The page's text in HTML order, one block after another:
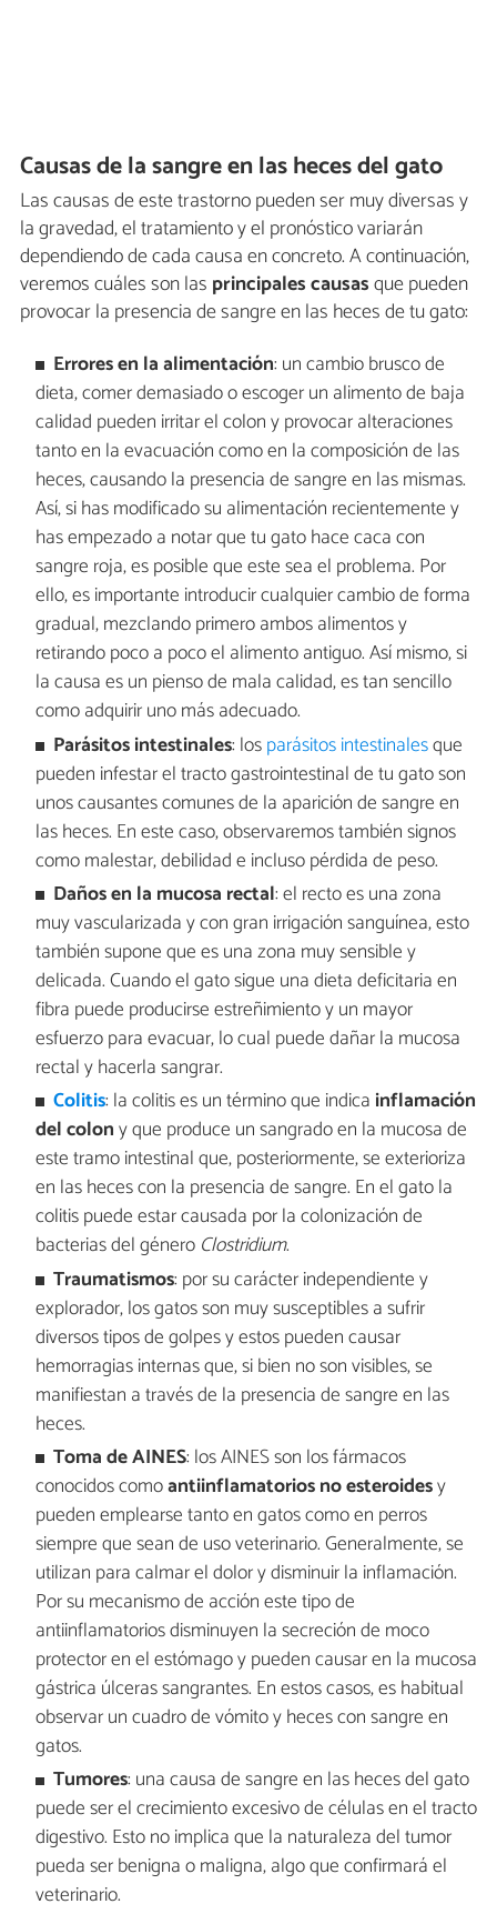
Causas de la sangre en las heces del gato
Las causas de este trastorno pueden ser muy diversas y
la gravedad, el tratamiento y el pronóstico variarán
dependiendo de cada causa en concreto. A continuación,
veremos cuáles son las principales causasque pueden
provocar la presencia de sangre en las heces de tu gato:
Errores en la alimentación: un cambio brusco de
dieta, comer demasiado o escoger un alimento de baja
calidad pueden irritar el colon y provocar alteraciones
tanto en la evacuación como en la composición de las
heces, causando la presencia de sangre en las mismas.
Así, si has modificado su alimentación recientemente y
has empezado a notar que tu gato hace caca con
sangre roja, es posible que este sea el problema. Por
ello, es importante introducir cualquier cambio de forma
gradual, mezclando primero ambos alimentos y
retirando poco a poco el alimento antiguo. Así mismo, si
la causa es un pienso de mala calidad, es tan sencillo
como adquirir uno más adecuado.
Parásitos intestinales: losparásitos intestinalesque
pueden infestar el tracto gastrointestinal de tu gato son
unos causantes comunes de la aparición de sangre en
las heces. En este caso, observaremos también signos
como malestar, debilidad e incluso pérdida de peso.
Daños en la mucosa rectal: el recto es una zona
muy vascularizada y con gran irrigación sanguínea, esto
también supone que es una zona muy sensible y
delicada. Cuando el gato sigue una dieta deficitaria en
fibra puede producirse estreñimiento y un mayor
esfuerzo para evacuar, lo cual puede dañar la mucosa
rectal y hacerla sangrar.
Colitis: la colitis es un término que indica inflamación
del colony que produce un sangrado en la mucosa de
este tramo intestinal que, posteriormente, se exterioriza
en las heces con la presencia de sangre. En el gato la
colitis puede estar causada por la colonización de
bacterias del género Clostridium.
Traumatismos: por su carácter independiente y
explorador, los gatos son muy susceptibles a sufrir
diversos tipos de golpes y estos pueden causar
hemorragias internas que, si bien no son visibles, se
manifiestan a través de la presencia de sangre en las
heces.
Toma de AINES: los AINES son los fármacos
conocidos comoantiinflamatorios no esteroidesy
pueden emplearse tanto en gatos como en perros
siempre que sean de uso veterinario. Generalmente, se
utilizan para calmar el dolor y disminuir la inflamación.
Por su mecanismo de acción este tipo de
antiinflamatorios disminuyen la secreción de moco
protector en el estómago y pueden causar en la mucosa
gástrica úlceras sangrantes. En estos casos, es habitual
observar un cuadro de vómito y heces con sangre en
gatos.
Tumores: una causa de sangre en las heces del gato
puede ser el crecimiento excesivo de células en el tracto
digestivo. Esto no implica que la naturaleza del tumor
pueda ser benigna o maligna, algo que confirmará el
veterinario.